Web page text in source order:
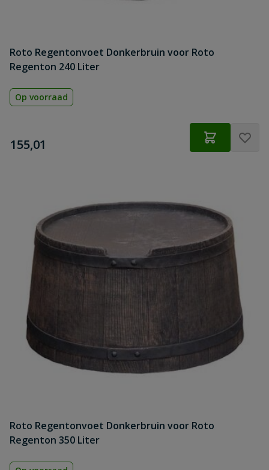
Roto Regentonvoet Donkerbruin voor Roto
Regenton 240 Liter
Op voorraad
€
155,01
Roto Regentonvoet Donkerbruin voor Roto
Regenton 350 Liter